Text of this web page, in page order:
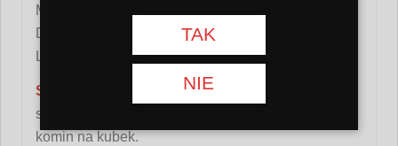
Materiał kolby: szkło
Dyfuzor: tak (regulowany)
Liczba węży: w komplecie z 1 wężem i 1 ustnikiem.
Standardowy zestaw zawiera:
szczypce, miękki wąż silikonowy z dyszami, kubek,
komin na kubek.
TAK
NIE